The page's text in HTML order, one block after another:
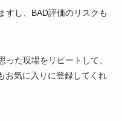
すし、BAD評価のリスクも
った現場をリピートして、
お気に入りに登録してくれ